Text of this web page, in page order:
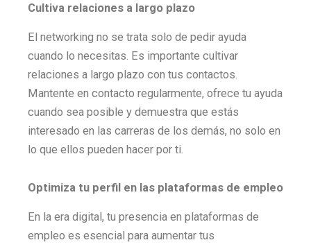
Cultiva relaciones a largo plazo
El networking no se trata solo de pedir ayuda
cuando lo necesitas. Es importante cultivar
relaciones a largo plazo con tus contactos.
Mantente en contacto regularmente, ofrece tu ayuda
cuando sea posible y demuestra que estás
interesado en las carreras de los demás, no solo en
lo que ellos pueden hacer por ti.
Optimiza tu perfil en las plataformas de empleo
En la era digital, tu presencia en plataformas de
empleo es esencial para aumentar tus